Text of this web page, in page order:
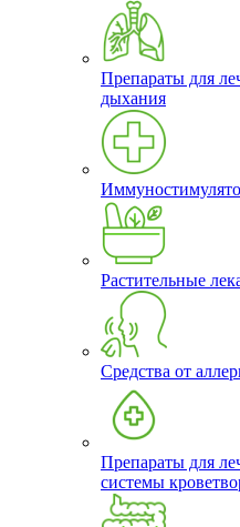
Препараты для
дыхания
Растительные
Средства от
Препараты для
системы